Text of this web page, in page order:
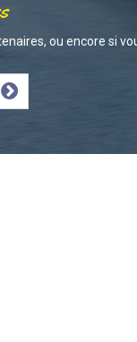
ou encore si